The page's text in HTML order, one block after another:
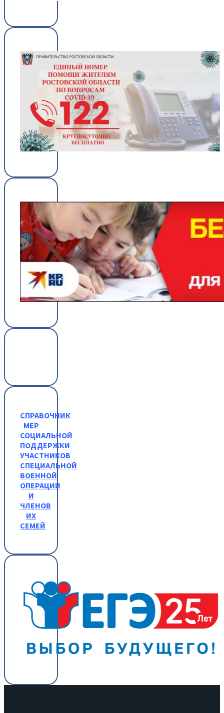
СПРАВОЧНИК
МЕР
СОЦИАЛЬНОЙ
ПОДДЕРЖКИ
УЧАСТНИКОВ
СПЕЦИАЛЬНОЙ
ВОЕННОЙ
ОПЕРАЦИИ
И
ЧЛЕНОВ
ИХ
СЕМЕЙ